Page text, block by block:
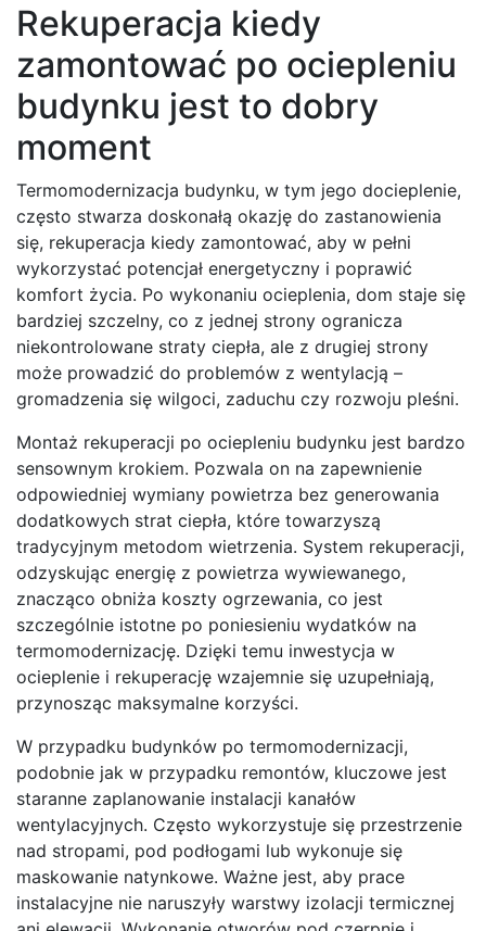
Rekuperacja kiedy
zamontować po ociepleniu
budynku jest to dobry
moment
Termomodernizacja budynku, w tym jego docieplenie,
często stwarza doskonałą okazję do zastanowienia
się, rekuperacja kiedy zamontować, aby w pełni
wykorzystać potencjał energetyczny i poprawić
komfort życia. Po wykonaniu ocieplenia, dom staje się
bardziej szczelny, co z jednej strony ogranicza
niekontrolowane straty ciepła, ale z drugiej strony
może prowadzić do problemów z wentylacją –
gromadzenia się wilgoci, zaduchu czy rozwoju pleśni.
Montaż rekuperacji po ociepleniu budynku jest bardzo
sensownym krokiem. Pozwala on na zapewnienie
odpowiedniej wymiany powietrza bez generowania
dodatkowych strat ciepła, które towarzyszą
tradycyjnym metodom wietrzenia. System rekuperacji,
odzyskując energię z powietrza wywiewanego,
znacząco obniża koszty ogrzewania, co jest
szczególnie istotne po poniesieniu wydatków na
termomodernizację. Dzięki temu inwestycja w
ocieplenie i rekuperację wzajemnie się uzupełniają,
przynosząc maksymalne korzyści.
W przypadku budynków po termomodernizacji,
podobnie jak w przypadku remontów, kluczowe jest
staranne zaplanowanie instalacji kanałów
wentylacyjnych. Często wykorzystuje się przestrzenie
nad stropami, pod podłogami lub wykonuje się
maskowanie natynkowe. Ważne jest, aby prace
instalacyjne nie naruszyły warstwy izolacji termicznej